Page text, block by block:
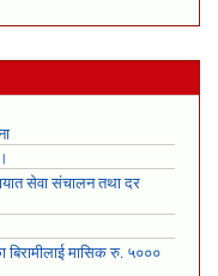
सेवा संचालन तथा दर
बिरामीलाई मासिक रु. ५०००